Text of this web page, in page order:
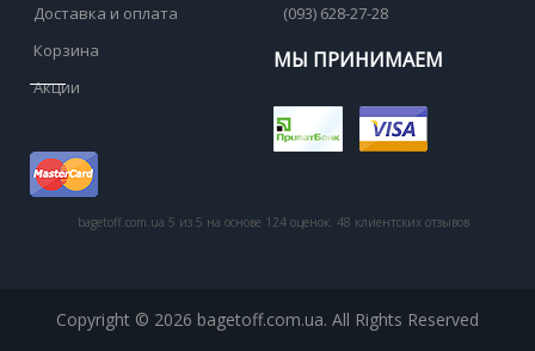
Доставка и оплата
Корзина
Акции
(093) 628-27-28
МЫ ПРИНИМАЕМ
bagetoff.com.ua 5 из 5 на основе 124 оценок. 48 клиентских отзывов
Copyright © 2026 bagetoff.com.ua. All Rights Reserved